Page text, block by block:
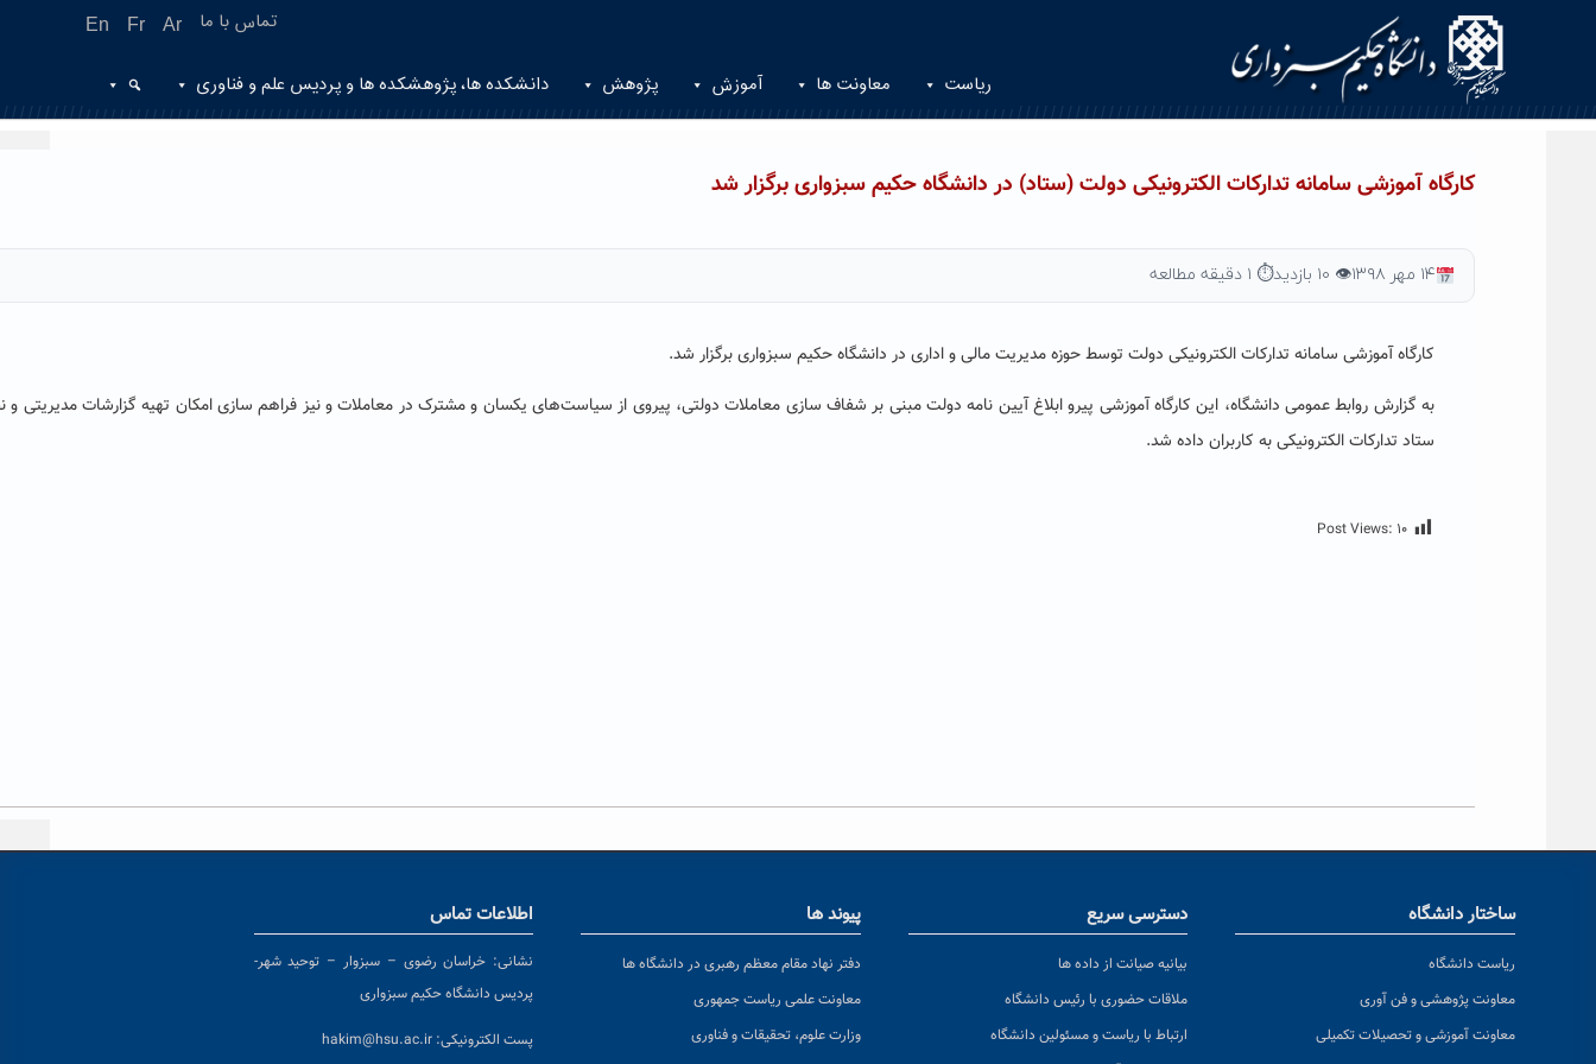
En Fr Ar تماس با ما
ریاست معاونت ها آموزش پژوهش دانشکده ها، پژوهشکده ها و پردیس علم و فناوری
کارگاه آموزشی سامانه تدارکات الکترونیکی دولت (ستاد) در دانشگاه حکیم سبزواری برگزار شد
۱۴ مهر ۱۳۹۸ 👁 ۱۰ بازدید ⏱ ۱ دقیقه مطالعه
کارگاه آموزشی سامانه تدارکات الکترونیکی دولت توسط حوزه مدیریت مالی و اداری در دانشگاه حکیم سبزواری برگزار شد.
به گزارش روابط عمومی دانشگاه، این کارگاه آموزشی پیرو ابلاغ آیین نامه دولت مبنی بر شفاف سازی معاملات دولتی، ‌پیروی از سیاست‌های یکسان و مشترک در معاملات و نیز فراهم سازی امکان تهیه گزارشات مدیریتی
ستاد تدارکات الکترونیکی به کاربران داده شد.
Post Views: ۱۰
ساختار دانشگاه
ریاست دانشگاه
معاونت پژوهشی و فن آوری
معاونت آموزشی و تحصیلات تکمیلی
دسترسی سریع
بیانیه صیانت از داده ها
ملاقات حضوری با رئیس دانشگاه
ارتباط با ریاست و مسئولین دانشگاه
پیوند ها
دفتر نهاد مقام معظم رهبری در دانشگاه ها
معاونت علمی ریاست جمهوری
وزارت علوم، تحقیقات و فناوری
اطلاعات تماس
نشانی: خراسان رضوی – سبزوار – توحید شهر-
پردیس دانشگاه حکیم سبزواری
پست الکترونیکی: hakim@hsu.ac.ir